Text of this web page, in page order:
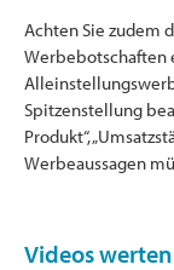
Achten Sie zudem
Werbebotschaften
Spitzenstellung
Produkt“,
Werbeaussagen
Videos